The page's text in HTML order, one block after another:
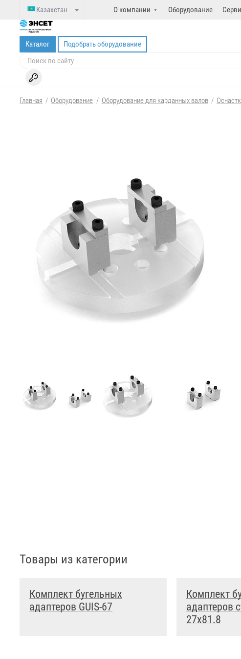
Казахстан О компании Оборудование
Каталог Подобрать оборудование
Главная / Оборудование / Оборудование для карданных валов /
Товары из категории
Комплект бугельных
адаптеров GUIS-67
Комплект
адаптеров
27х81.8